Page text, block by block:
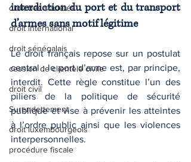
droit des sociétés
droit international
droit sénégalais
cession de clientèle civile
droit civil
Surendettement
droit luxembourgeois
procédure fiscale
interdiction du port et du transport
d’armes sans motif légitime
Le droit français repose sur un postulat
central : le port d’arme est, par principe,
interdit. Cette règle constitue l’un des
piliers de la politique de sécurité
publique et vise à prévenir les atteintes
à l’ordre public ainsi que les violences
interpersonnelles.